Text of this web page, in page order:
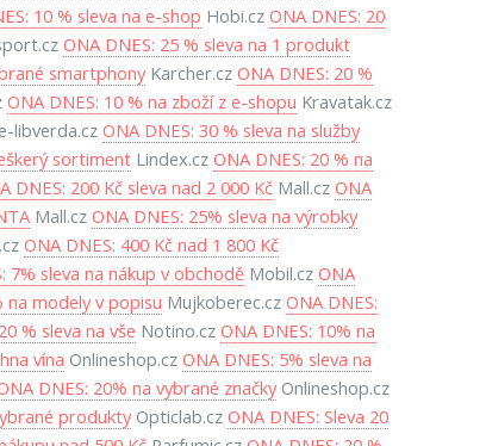
10 % sleva na e-shop Hobi.cz ONA DNES: 20
ONA DNES: 25 % sleva na 1 produkt
smartphonyKarcher.cz ONA DNES: 20 %
ONA DNES: 10 % na zboží z e-shopu Kravatak.cz
libverda.czONA DNES: 30 % sleva na služby
sortimentLindex.cz ONA DNES: 20 % na
DNES: 200 Kč sleva nad 2 000 KčMall.cz ONA
Mall.cz ONA DNES: 25% sleva na výrobky
ONA DNES: 400 Kč nad 1 800 Kč
7% sleva na nákup v obchoděMobil.cz ONA
na modely v popisu Mujkoberec.cz ONA DNES:
% sleva na vše Notino.cz ONA DNES: 10% na
vína Onlineshop.cz ONA DNES: 5% sleva na
DNES: 20% na vybrané značkyOnlineshop.cz
produktyOpticlab.cz ONA DNES: Sleva 20